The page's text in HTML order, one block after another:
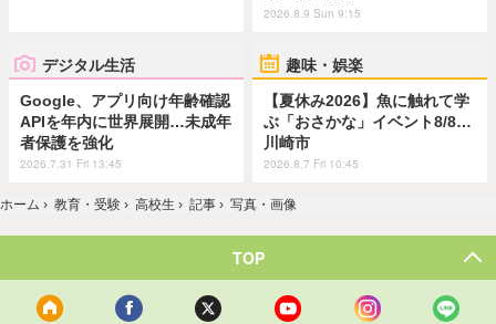
2026.8.9 Sun 9:15
デジタル生活
Google、アプリ向け年齢確認
APIを年内に世界展開…未成年
者保護を強化
2026.7.31 Fri 13:45
趣味・娯楽
【夏休み2026】魚に触れて学
ぶ「おさかな」イベント8/8…
川崎市
2026.8.7 Fri 10:45
ホーム › 教育・受験 › 高校生 › 記事 › 写真・画像
TOP